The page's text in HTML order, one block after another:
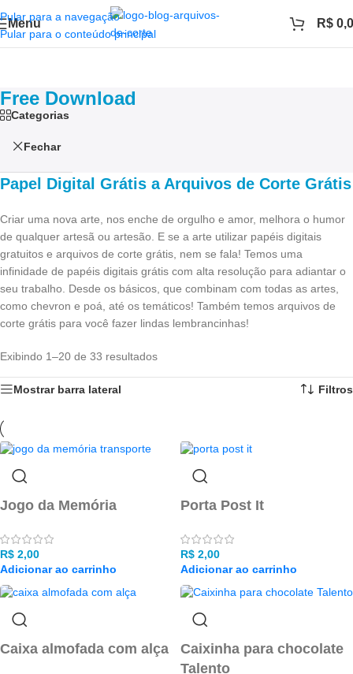
Pular para a navegação
Pular para o conteúdo principal
Menu R$
Free Download
Categorias
Fechar
Papel Digital Grátis a Arquivos de Corte Grátis
Criar uma nova arte, nos enche de orgulho e amor, melhora o humor
de qualquer artesã ou artesão. E se a arte utilizar papéis digitais
gratuitos e arquivos de corte grátis, nem se fala! Temos uma
infinidade de papéis digitais grátis com alta resolução para adiantar o
seu trabalho. Desde os básicos, que combinam com todas as artes,
como chevron e poá, até os temáticos! Também temos arquivos de
corte grátis para você fazer lindas lembrancinhas!
Exibindo 1–20 de 33 resultados
Mostrar barra lateral Filtros
Jogo da Memória
R$ 2,00
Adicionar ao carrinho
Porta Post It
R$ 2,00
Adicionar ao carrinho
Caixa almofada com alça
Caixinha para chocolate
Talento